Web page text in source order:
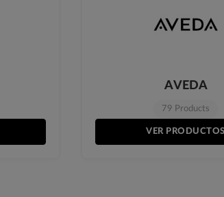
AVEDA
79 Products
VER